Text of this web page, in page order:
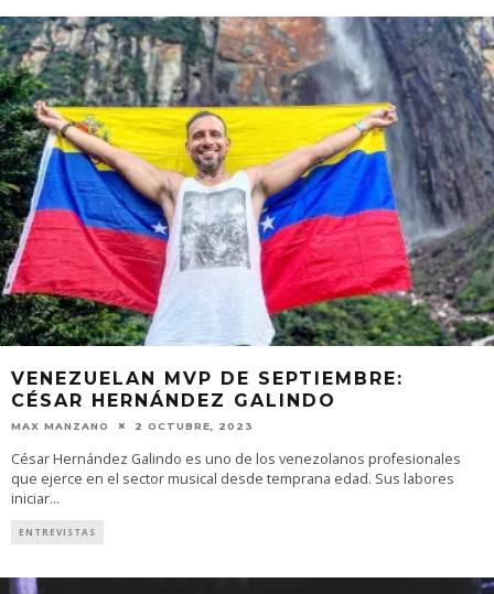
VENEZUELAN MVP DE SEPTIEMBRE:
CÉSAR HERNÁNDEZ GALINDO
MAX MANZANO 2 OCTUBRE, 2023
César Hernández Galindo es uno de los venezolanos profesionales
que ejerce en el sector musical desde temprana edad. Sus labores
iniciar...
ENTREVISTAS